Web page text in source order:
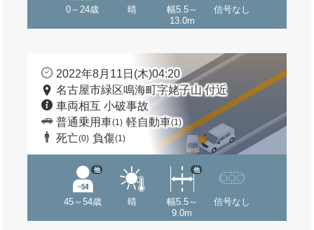
0～24歳 晴
幅5.5～
13.0m
信号なし
2022年8月11日(木)04:20
名古屋市緑区鳴海町字姥子山 付近
車両相互 小破事故
普通乗用車(1) 軽自動車(1)
死亡(0) 負傷(1)
45～54歳
他
晴
幅5.5～
9.0m
他
信号なし